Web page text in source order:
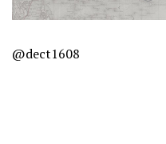
@dect1608